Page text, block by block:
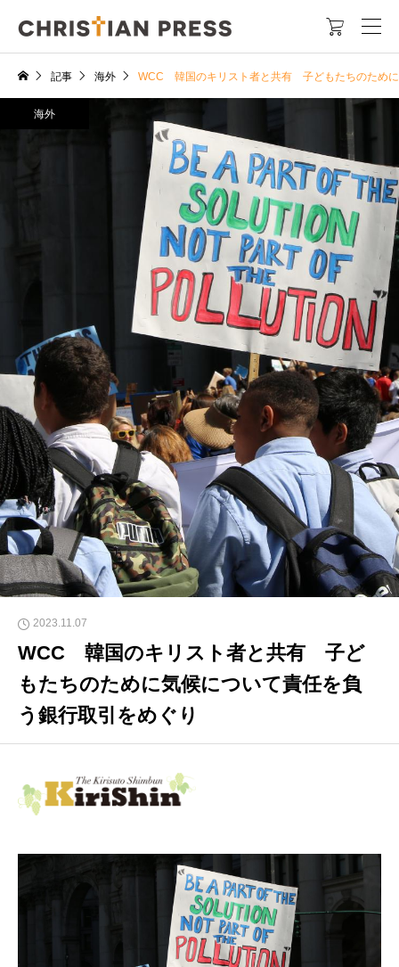

記事 海外 WCC 韓国のキリスト者と共有 子どもたちのために
海外
2023.11.07
WCC 韓国のキリスト者と共有 子ど
もたちのために気候について責任を負
う銀行取引をめぐり